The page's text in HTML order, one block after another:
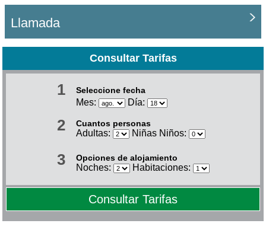
Llamada
Consultar Tarifas
1 Seleccione fecha
Mes: Día:
2 Cuantos personas
Adultas: Niñas Niños:
3 Opciones de alojamiento
Noches: Habitaciones:
Consultar Tarifas